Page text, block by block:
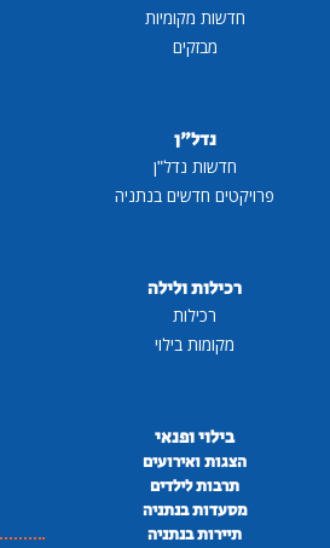
חדשות מקומיות
מבזקים
נדל"ן
חדשות נדל"ן
פרויקטים חדשים בנתניה
רכילות ולילה
רכילות
מקומות בילוי
בילוי ופנאי
הצגות ואירועים
תרבות לילדים
מסעדות בנתניה
תיירות בנתניה